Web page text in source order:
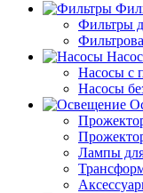
Фильтры
Насосы с
Насосы
Лампы